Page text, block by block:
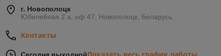
г. Новополоцк
Юбилейная 2 а, оф 47, Новополоцк, Беларусь
Контакты